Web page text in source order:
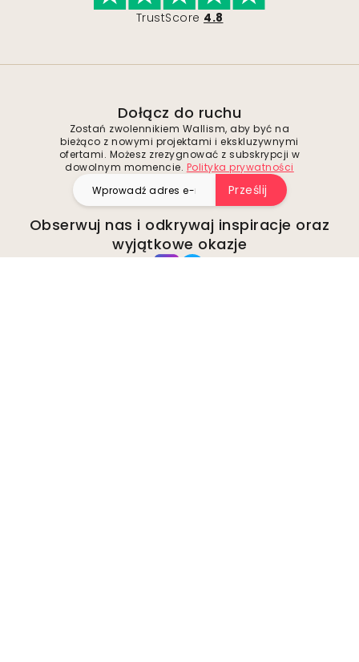
TrustScore 4.8
Dołącz do ruchu
Zostań zwolennikiem Wallism, aby być na
bieżąco z nowymi projektami i ekskluzywnymi
ofertami. Możesz zrezygnować z subskrypcji w
dowolnym momencie. Polityka prywatności
Prześlij
Obserwuj nas i odkrywaj inspiracje oraz
wyjątkowe okazje